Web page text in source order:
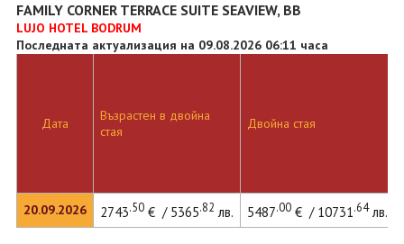
FAMILY CORNER TERRACE SUITE SEAVIEW, BB
LUJO HOTEL BODRUM
Последната актуализация на 09.08.2026 06:11 часа
Дата
20.09.2026
Възрастен в двойна
стая
Двойна стая
2743.50€ / 5365.82 лв. 5487.00€ / 10731.64лв.